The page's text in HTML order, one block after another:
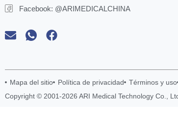
Facebook: @ARIMEDICALCHINA
Mapa del sitio Política de privacidad Términos y uso
Copyright © 2001-2026 ARI Medical Technology Co.,